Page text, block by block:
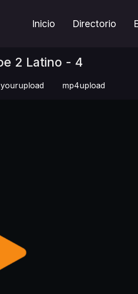
Inicio Directorio
2 Latino - 4
yourupload mp4upload